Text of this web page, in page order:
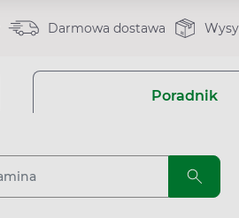
Darmowa dostawa
Poradnik